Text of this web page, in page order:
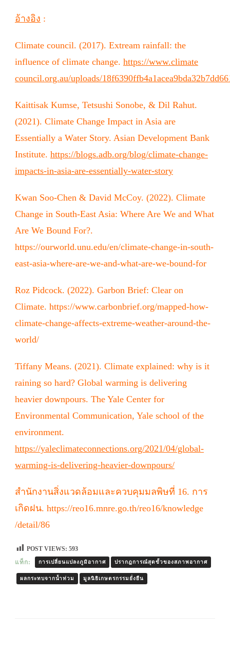
อ้างอิง :
Climate council. (2017). Extream rainfall: the
influence of climate change. https://www.climate
council.org.au/uploads/
Kaittisak Kumse, Tetsushi Sonobe, & Dil Rahut.
(2021). Climate Change Impact in Asia are
Essentially a Water Story. Asian Development Bank
Institute. https://blogs.adb.org/blog/climate-change-
impacts-in-asia-are-essentially-water-story
Kwan Soo-Chen & David McCoy. (2022). Climate
Change in South-East Asia: Where Are We and What
Are We Bound For?.
https://ourworld.unu.edu/en/climate-change-in-south-
east-asia-where-are-we-and-what-are-we-bound-for
Roz Pidcock. (2022). Garbon Brief: Clear on
Climate. https://www.carbonbrief.org/mapped-how-
climate-change-affects-extreme-weather-around-the-
world/
Tiffany Means. (2021). Climate explained: why is it
raining so hard? Global warming is delivering
heavier downpours. The Yale Center for
Environmental Communication, Yale school of the
environment.
https://yaleclimateconnections.org/2021/04/global-
warming-is-delivering-heavier-downpours/
สำนักงานสิ่งแวดล้อมและควบคุมมลพิษที่ 16. การ
เกิดฝน. https://reo16.mnre.go.th/reo16/knowledge
/detail/86
POST VIEWS: 593
แท็ก:
การเปลี่ยนแปลงภูมิอากาศ ปรากฎการณ์สุดขั้วของสภาพอากาศ
ผลกระทบจากน้ำท่วม มูลนิธิเกษตรกรรมยั่งยืน